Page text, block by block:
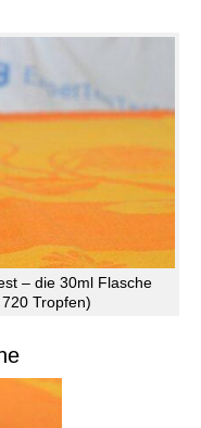
– die 30ml Flasche
Tropfen)